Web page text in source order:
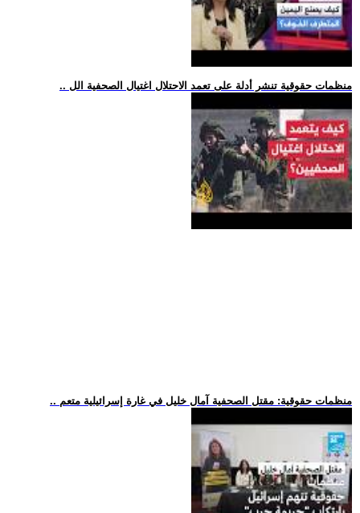
.. منظمات حقوقية تنشر أدلة على تعمد الاحتلال اغتيال الصحفية الل
.. منظمات حقوقية: مقتل الصحفية آمال خليل في غارة إسرائيلية متعم